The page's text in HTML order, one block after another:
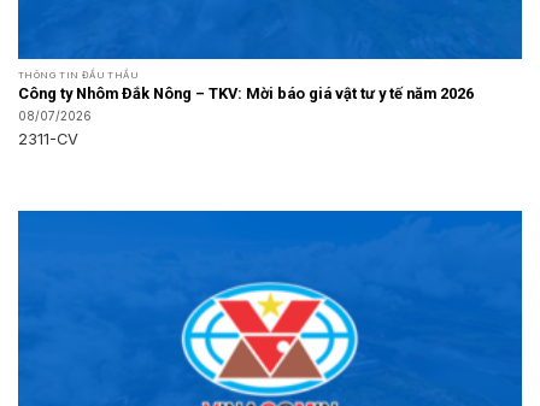
THÔNG TIN ĐẤU THẦU
Công ty Nhôm Đắk Nông – TKV: Mời báo giá vật tư y tế năm 2026
08/07/2026
2311-CV